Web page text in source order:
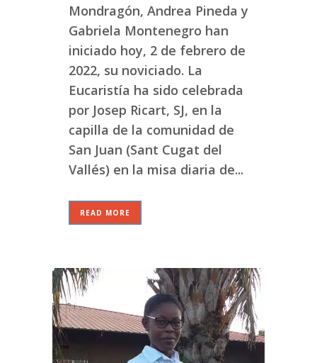
Mondragón, Andrea Pineda y
Gabriela Montenegro han
iniciado hoy, 2 de febrero de
2022, su noviciado. La
Eucaristía ha sido celebrada
por Josep Ricart, SJ, en la
capilla de la comunidad de
San Juan (Sant Cugat del
Vallés) en la misa diaria de...
READ MORE